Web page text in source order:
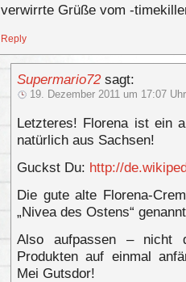
verwirrte Grüße vom -
Reply
Supermario72 sagt:
19. Dezember 2011 um 17:07 Uhr
Letzteres! Florena ist ein
natürlich aus Sachsen!
Guckst Du: http://
Die gute alte Florena-
„Nivea des Ostens“
Also aufpassen – nicht
Produkten auf einmal
Mei Gutsdor!